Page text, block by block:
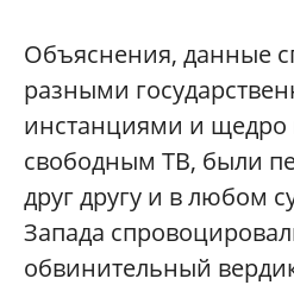
Объяснения, данные
разными
инстанциями и
свободным ТВ, были
друг другу и в любом
Запада
обвинительный